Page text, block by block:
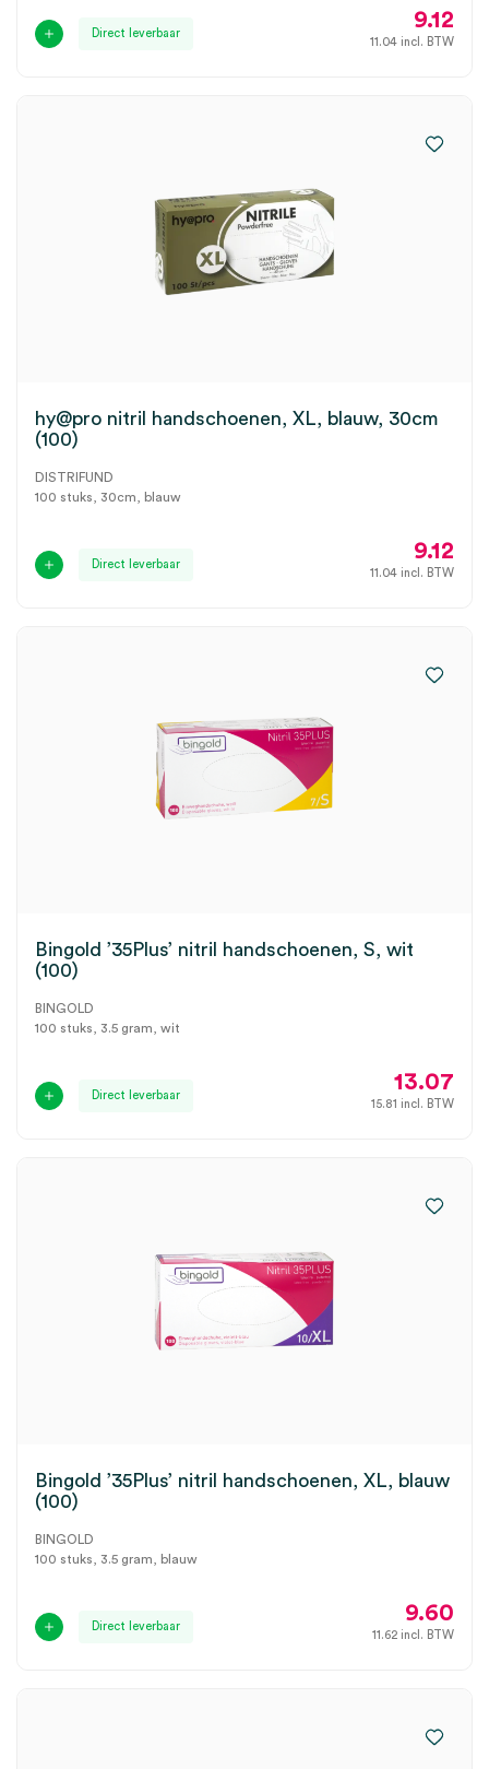
Direct leverbaar
9.12
11.04 incl. BTW
hy@pro nitril handschoenen, XL, blauw, 30cm
(100)
DISTRIFUND
100 stuks, 30cm, blauw
Direct leverbaar
9.12
11.04 incl. BTW
Bingold ’35Plus’ nitril handschoenen, S, wit
(100)
BINGOLD
100 stuks, 3.5 gram, wit
Direct leverbaar
13.07
15.81 incl. BTW
Bingold ’35Plus’ nitril handschoenen, XL, blauw
(100)
BINGOLD
100 stuks, 3.5 gram, blauw
Direct leverbaar
9.60
11.62 incl. BTW